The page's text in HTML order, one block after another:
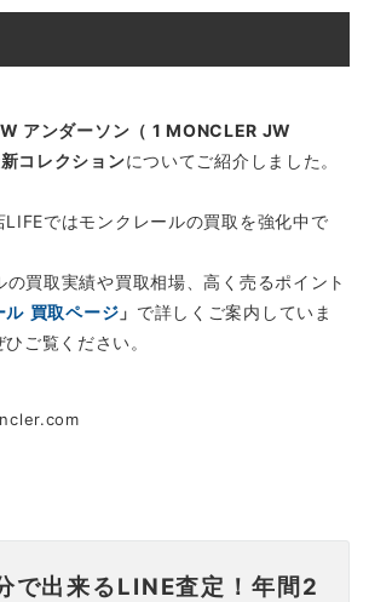
アンダーソン（ 1 MONCLER JW
コレクションについてご紹介しました。
LIFEではモンクレールの買取を強化中で
の買取実績や買取相場、高く売るポイント
ル 買取ページ 」 で詳しくご案内していま
ご覧ください。
で出来るLINE査定！年間2